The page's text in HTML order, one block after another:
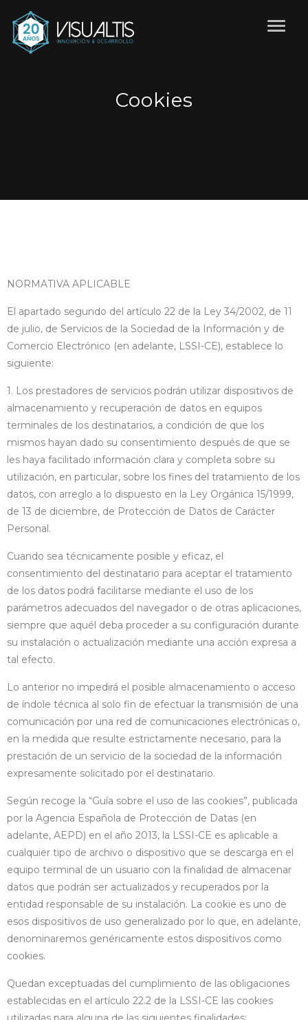
Cookies
NORMATIVA APLICABLE
El apartado segundo del artículo 22 de la Ley 34/2002, de 11
de julio, de Servicios de la Sociedad de la Información y de
Comercio Electrónico (en adelante, LSSI-CE), establece lo
siguiente:
1. Los prestadores de servicios podrán utilizar dispositivos de
almacenamiento y recuperación de datos en equipos
terminales de los destinatarios, a condición de que los
mismos hayan dado su consentimiento después de que se
les haya facilitado información clara y completa sobre su
utilización, en particular, sobre los fines del tratamiento de los
datos, con arreglo a lo dispuesto en la Ley Orgánica 15/1999,
de 13 de diciembre, de Protección de Datos de Carácter
Personal.
Cuando sea técnicamente posible y eficaz, el
consentimiento del destinatario para aceptar el tratamiento
de los datos podrá facilitarse mediante el uso de los
parámetros adecuados del navegador o de otras aplicaciones,
siempre que aquél deba proceder a su configuración durante
su instalación o actualización mediante una acción expresa a
tal efecto.
Lo anterior no impedirá el posible almacenamiento o acceso
de índole técnica al solo fin de efectuar la transmisión de una
comunicación por una red de comunicaciones electrónicas o,
en la medida que resulte estrictamente necesario, para la
prestación de un servicio de la sociedad de la información
expresamente solicitado por el destinatario.
Según recoge la “Guía sobre el uso de las cookies”, publicada
por la Agencia Española de Protección de Datas (en
adelante, AEPD) en el año 2013, la LSSI-CE es aplicable a
cualquier tipo de archivo o dispositivo que se descarga en el
equipo terminal de un usuario con la finalidad de almacenar
datos que podrán ser actualizados y recuperados por la
entidad responsable de su instalación. La cookie es uno de
esos dispositivos de uso generalizado por lo que, en adelante,
denominaremos genéricamente estos dispositivos como
cookies.
Quedan exceptuadas del cumplimiento de las obligaciones
establecidas en el artículo 22.2 de la LSSI-CE las cookies